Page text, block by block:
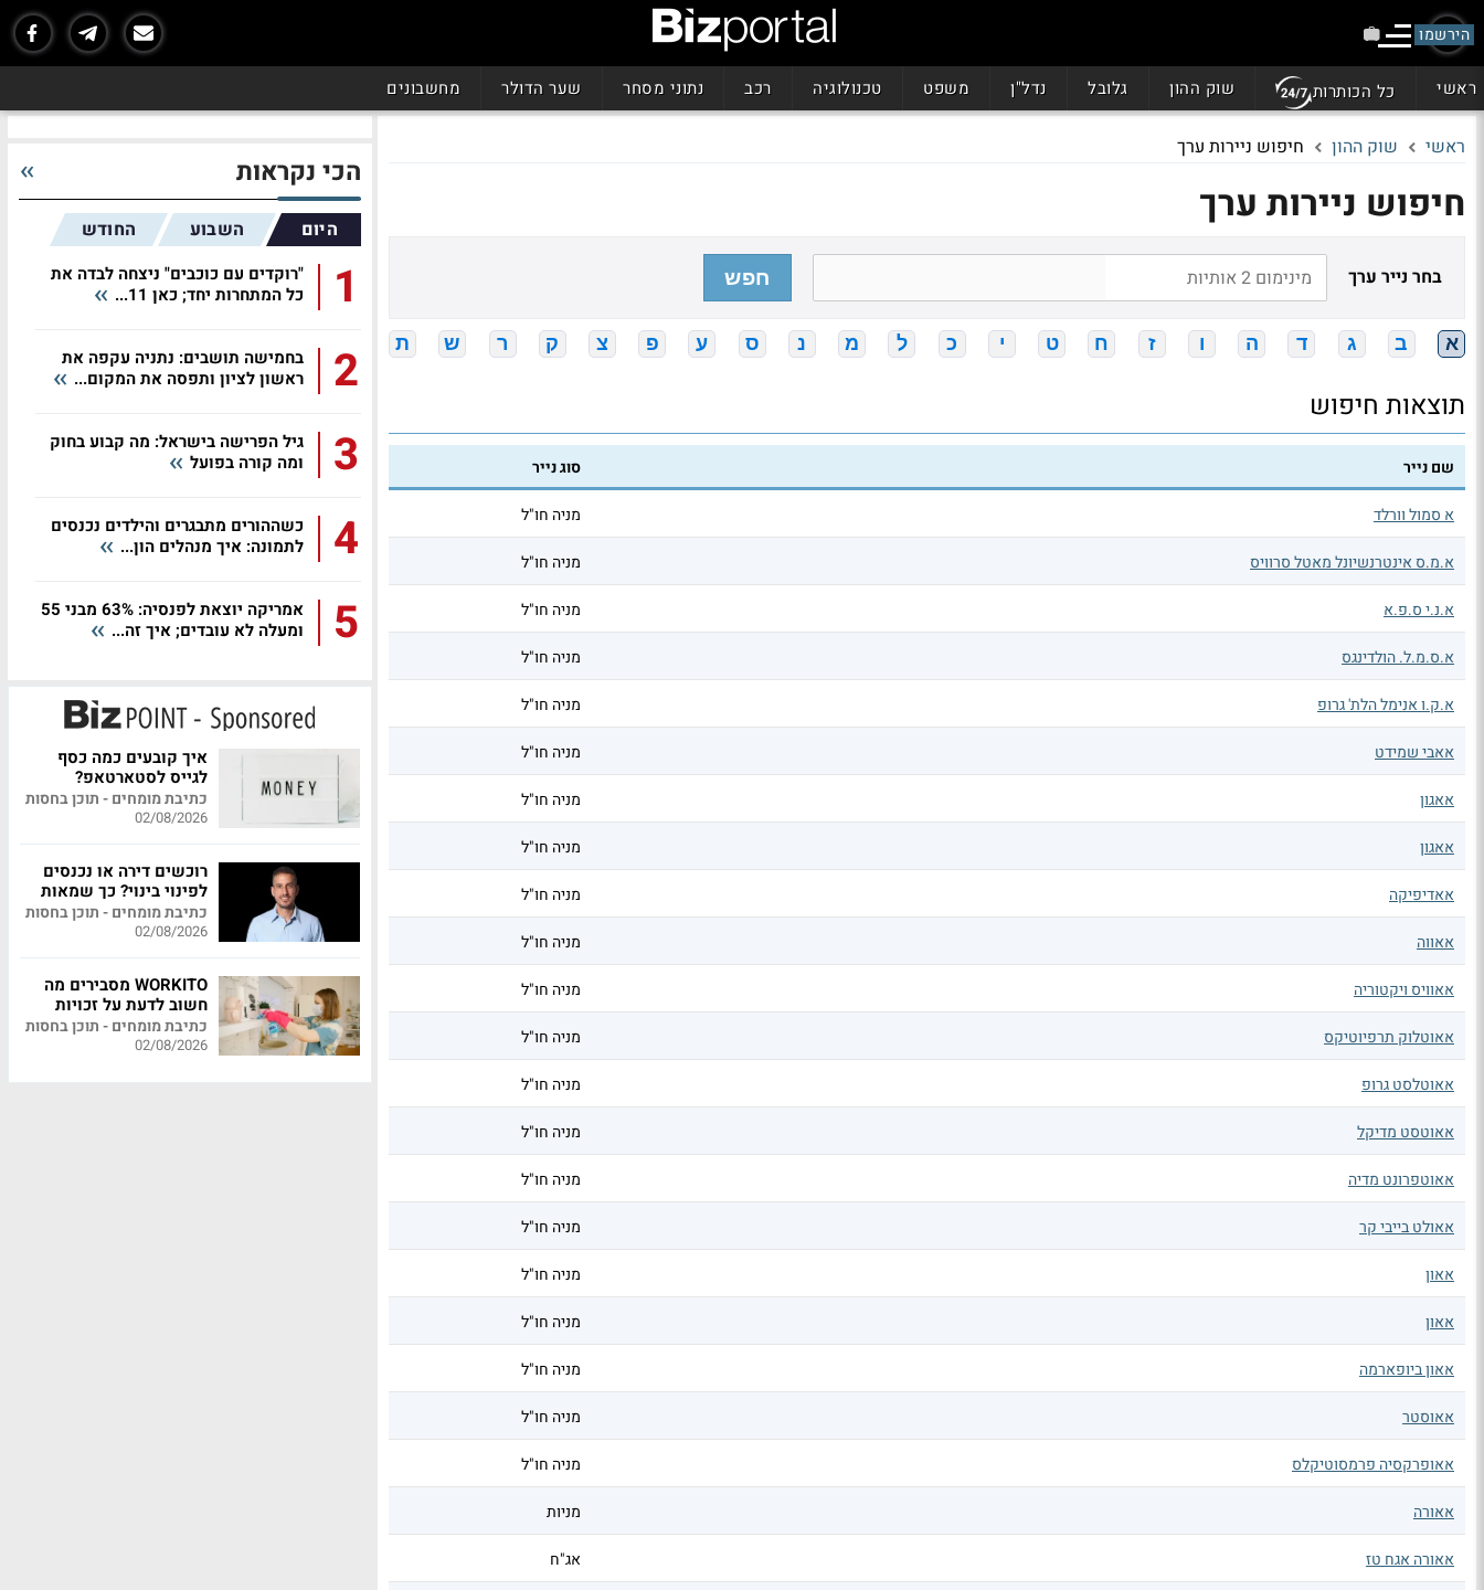
הירשמו
ראשי כל הכותרות שוק ההון גלובל נדל"ן משפט טכנולוגיה רכב נתוני מסחר שער הדולר מחשבונים
ראשי שוק ההון חיפוש ניירות ערך
חיפוש ניירות ערך
בחר נייר ערך חפש
א ב ג ד ה ו ז ח ט י כ ל מ נ ס ע פ צ ק ר ש ת
תוצאות חיפוש
שם נייר סוג נייר
א סמול וורלד מניה חו"ל
א.מ.ס אינטרנשיונל מאטל סרוויס מניה חו"ל
א.נ.י ס.פ.א מניה חו"ל
א.ס.מ.ל. הולדינגס מניה חו"ל
א.ק.ו אנימל הלת' גרופ מניה חו"ל
אאבי שמידט מניה חו"ל
אאגון מניה חו"ל
אאגון מניה חו"ל
אאדיפיקה מניה חו"ל
אאווה מניה חו"ל
אאוויס ויקטוריה מניה חו"ל
אאוטלוק תרפיוטיקס מניה חו"ל
אאוטלסט גרופ מניה חו"ל
אאוטסט מדיקל מניה חו"ל
אאוטפרונט מדיה מניה חו"ל
אאולט בייבי קר מניה חו"ל
אאון מניה חו"ל
אאון מניה חו"ל
אאון ביופארמה מניה חו"ל
אאוסטר מניה חו"ל
אאופרקסיה פרמסוטיקלס מניה חו"ל
אאורה מניות
אאורה אגח טז אג"ח
הכי נקראות
היום השבוע החודש
1
"רוקדים עם כוכבים" ניצחה לבדה את
כל המתחרות יחד; כאן 11...
2
בחמישה תושבים: נתניה עקפה את
ראשון לציון ותפסה את המקום...
3
גיל הפרישה בישראל: מה קבוע בחוק
ומה קורה בפועל
4
כשההורים מתבגרים והילדים נכנסים
לתמונה: איך מנהלים הון...
5
אמריקה יוצאת לפנסיה: 63% מבני 55
ומעלה לא עובדים; איך זה...
איך קובעים כמה כסף
לגייס לסטארטאפ?
כתיבת מומחים - תוכן בחסות
02/08/2026
רוכשים דירה או נכנסים
לפינוי בינוי? כך שמאות
מקצועית יכולה לחסוך
לכם מאות אלפי שקלים
כתיבת מומחים - תוכן בחסות
02/08/2026
WORKITO מסבירים מה
חשוב לדעת על זכויות
עובדי משק בית
כתיבת מומחים - תוכן בחסות
02/08/2026